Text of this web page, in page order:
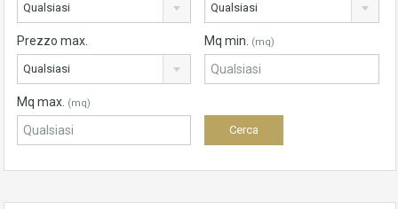
Qualsiasi Qualsiasi
Prezzo max.
Qualsiasi
Mq min. (mq)
Mq max. (mq)